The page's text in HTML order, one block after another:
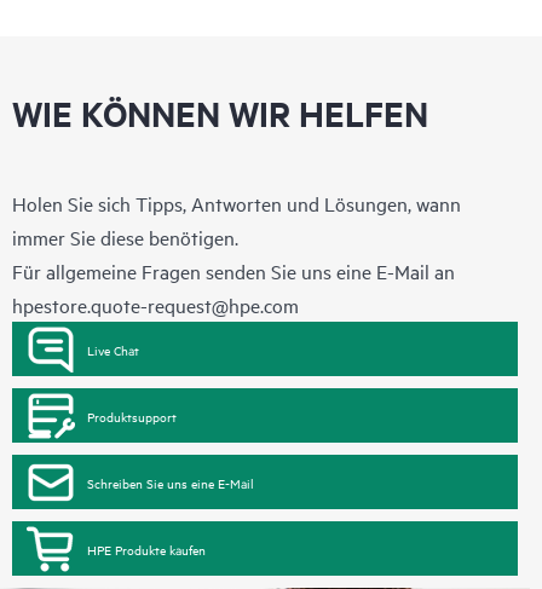
WIE KÖNNEN WIR HELFEN
Holen Sie sich Tipps, Antworten und Lösungen, wann
immer Sie diese benötigen.
Für allgemeine Fragen senden Sie uns eine E-Mail an
hpestore.quote-request@hpe.com
Live Chat
Produktsupport
Schreiben Sie uns eine E-Mail
HPE Produkte kaufen